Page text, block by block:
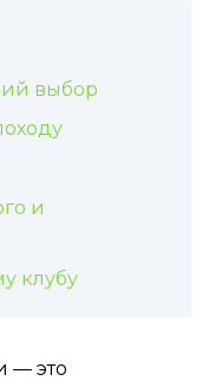
выбор
и
клубу
— это